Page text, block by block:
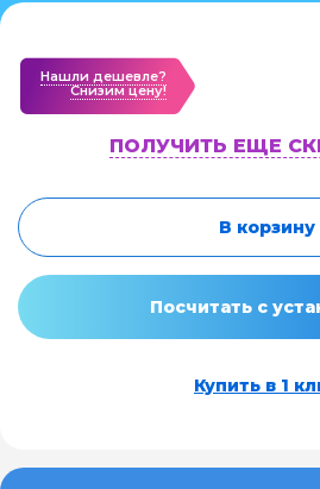
Нашли дешевле?
Cнизим цену!
ПОЛУЧИТЬ ЕЩЕ
В корзину
Посчитать с
Купить в 1